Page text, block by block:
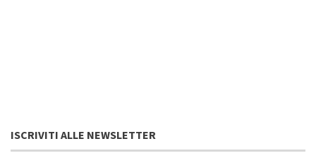
ISCRIVITI ALLE NEWSLETTER